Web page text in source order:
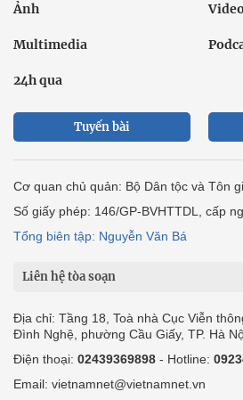
Ảnh Video
Multimedia
24h qua
Tuyến bài
Cơ quan chủ quản: Bộ Dân tộc và Tôn
Số giấy phép: 146/GP-BVHTTDL, cấp
Tổng biên tập: Nguyễn Văn Bá
Liên hệ tòa soạn
Địa chỉ: Tầng 18, Toà nhà Cục Viễn
Đình Nghệ, phường Cầu Giấy, TP. Hà
Điện thoại: 02439369898 - Hotline:
Email: vietnamnet@vietnamnet.vn